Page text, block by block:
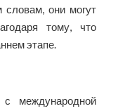
словам, они могут
тому, что
этапе.
с международной